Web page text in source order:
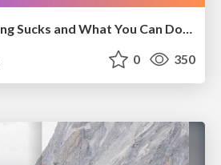
Why Your Marketing Sucks and What You Can Do About It - Sophie Logan
0 350